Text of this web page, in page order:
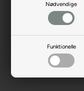
Nødvendige
Funktionelle